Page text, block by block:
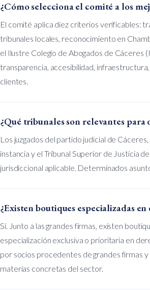
¿Cómo selecciona el comité a los
El comité aplica diez criterios verificables:
tribunales locales, reconocimiento en
el Ilustre Colegio de Abogados de Cáceres
transparencia, accesibilidad,
clientes.
¿Qué tribunales son relevantes
Los juzgados del partido judicial de
instancia y el Tribunal Superior de Justicia
jurisdiccional aplicable. Determinados
¿Existen boutiques especializadas
Sí. Junto a las grandes firmas, existen
especialización exclusiva o prioritaria en
por socios procedentes de grandes firmas
materias concretas del sector.